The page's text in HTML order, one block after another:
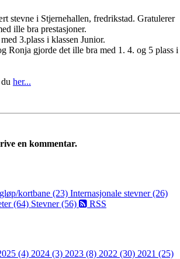
stevne i Stjernehallen, fredrikstad. Gratulerer
ille bra prestasjoner.
3.plass i klassen Junior.
Ronja gjorde det ille bra med 1. 4. og 5 plass i
her...
en kommentar.
kortbane (23) Internasjonale stevner (26)
(64) Stevner (56) RSS
(4) 2024 (3) 2023 (8) 2022 (30) 2021 (25)